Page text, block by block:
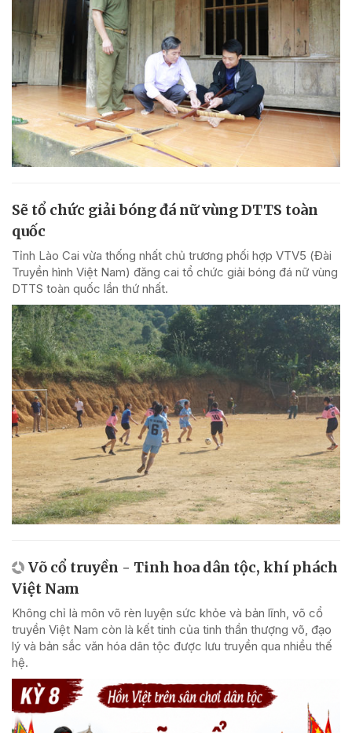
Sẽ tổ chức giải bóng đá nữ vùng DTTS toàn
quốc
Tỉnh Lào Cai vừa thống nhất chủ trương phối hợp VTV5 (Đài
Truyền hình Việt Nam) đăng cai tổ chức giải bóng đá nữ vùng
DTTS toàn quốc lần thứ nhất.
Võ cổ truyền - Tinh hoa dân tộc, khí phách
Việt Nam
Không chỉ là môn võ rèn luyện sức khỏe và bản lĩnh, võ cổ
truyền Việt Nam còn là kết tinh của tinh thần thượng võ, đạo
lý và bản sắc văn hóa dân tộc được lưu truyền qua nhiều thế
hệ.